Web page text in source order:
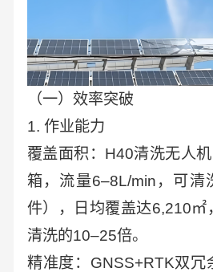
（一）效率突破
1. 作业能力
覆盖面积：H40清洗无人
箱，流量6–8L/min，可清
件），日均覆盖达6,210㎡
清洗的10–25倍。
精准度：GNSS+RTK双冗